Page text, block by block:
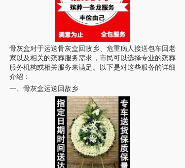
骨灰盒对于运送骨灰盒回故乡、危重病人接送包车回老
家以及相关的殡葬服务需求，市民可以选择专业的殡葬
服务机构或相关服务来满足。以下是对这些服务的详细
介绍：
一、骨灰盒运送回故乡